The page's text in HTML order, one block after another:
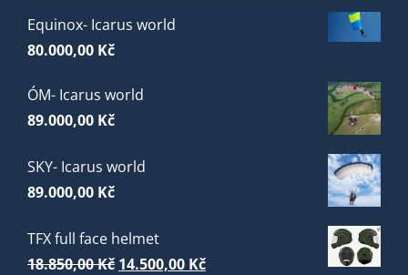
Equinox- Icarus world
80.000,00 Kč
ÓM- Icarus world
89.000,00 Kč
SKY- Icarus world
89.000,00 Kč
TFX full face helmet
18.850,00Kč Původní
14.500,00 KčAktuální